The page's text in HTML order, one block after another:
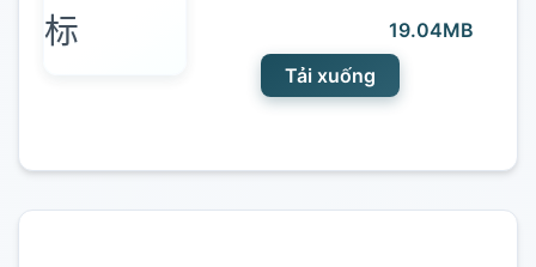
19.04MB
Tải xuống